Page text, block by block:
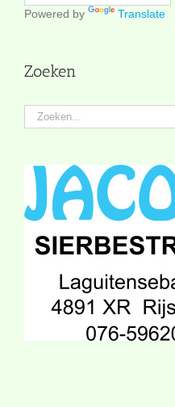
Powered by Translate
Zoeken
Zoeken
naar: